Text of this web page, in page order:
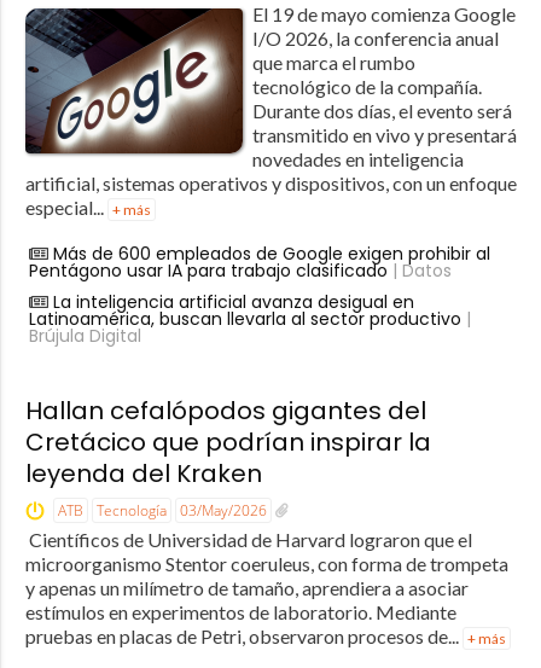
El 19 de mayo comienza Google
I/O 2026, la conferencia anual
que marca el rumbo
tecnológico de la compañía.
Durante dos días, el evento será
transmitido en vivo y presentará
novedades en inteligencia
artificial, sistemas operativos y dispositivos, con un enfoque
especial...
+ más
Más de 600 empleados de Google exigen prohibir al
Pentágono usar IA para trabajo clasificado | Datos
La inteligencia artificial avanza desigual en
Latinoamérica, buscan llevarla al sector productivo |
Brújula Digital
Hallan cefalópodos gigantes del
Cretácico que podrían inspirar la
leyenda del Kraken
ATB Tecnología 03/May/2026
Científicos de Universidad de Harvard lograron que el
microorganismo Stentor coeruleus, con forma de trompeta
y apenas un milímetro de tamaño, aprendiera a asociar
estímulos en experimentos de laboratorio. Mediante
pruebas en placas de Petri, observaron procesos de...
+ más